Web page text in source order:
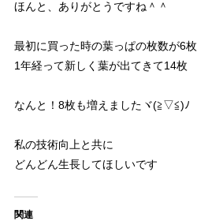
ほんと、ありがとうですね＾＾
最初に買った時の葉っぱの枚数が6枚
1年経って新しく葉が出てきて14枚
なんと！8枚も増えましたヾ(≧▽≦)ﾉ
私の技術向上と共に
どんどん生長してほしいです
関連